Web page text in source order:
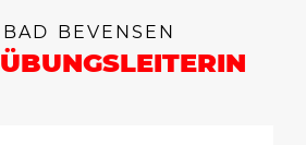
BEVENSEN
ÜBUNGSLEITERIN